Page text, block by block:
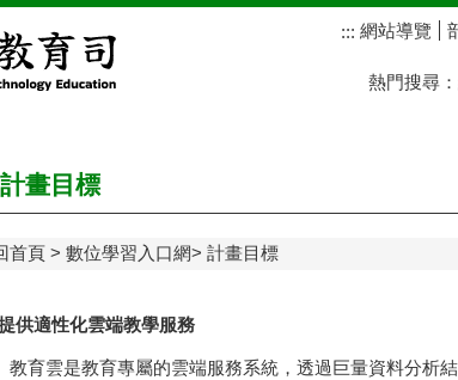
::: 網站導覽
熱門搜尋：
計畫目標
首頁 數位學習入口網 計畫目標
供適性化雲端教學服務
教育雲是教育專屬的雲端服務系統，透過巨量資料分析